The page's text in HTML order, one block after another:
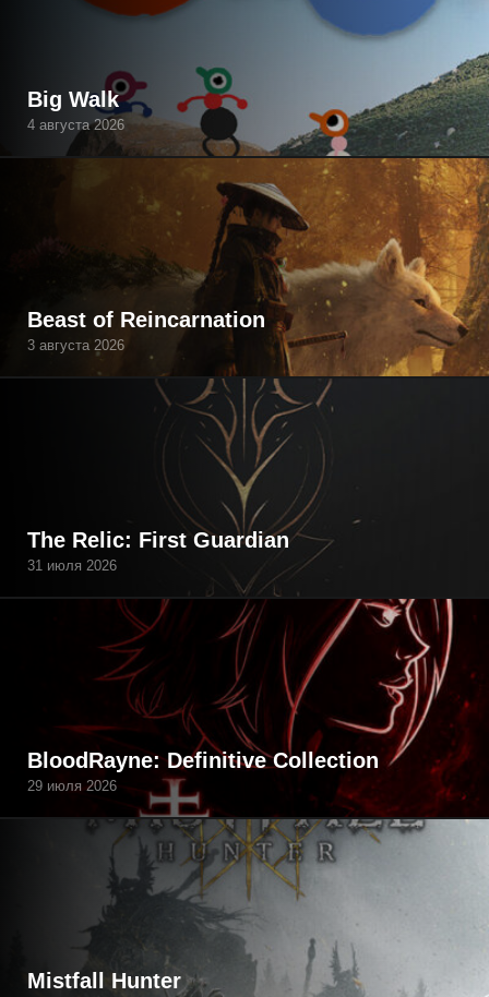
Big Walk
4 августа 2026
Beast of Reincarnation
3 августа 2026
The Relic: First Guardian
31 июля 2026
BloodRayne: Definitive Collection
29 июля 2026
Mistfall Hunter